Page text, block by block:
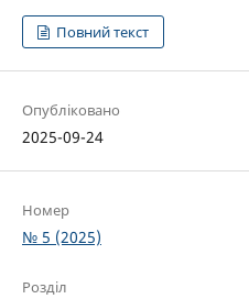
Повний текст
Опубліковано
2025-09-24
Номер
№ 5 (2025)
Розділ